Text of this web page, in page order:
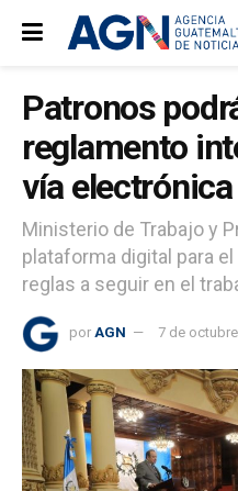
Patronos
reglamento
vía electrónica
Ministerio de Trabajo y
plataforma digital para
reglas a seguir en el
por AGN 7 de